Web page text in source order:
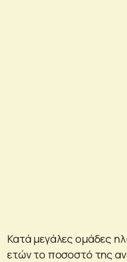
Κατά μεγάλες ομάδες
ετών το ποσοστό της